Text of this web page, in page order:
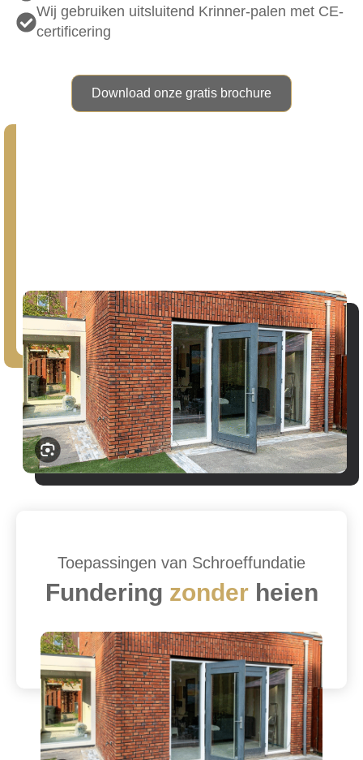
Wij gebruiken uitsluitend Krinner-palen met CE-
certificering
Download onze gratis brochure
Toepassingen van Schroeffundatie
Fundering zonder heien